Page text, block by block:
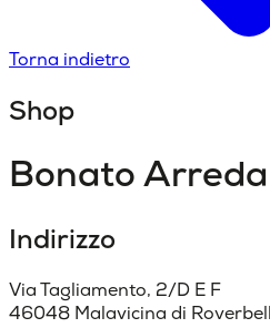
Torna indietro
Shop
Bonato Arreda
Indirizzo
Via Tagliamento, 2/D E F
46048 Malavicina di